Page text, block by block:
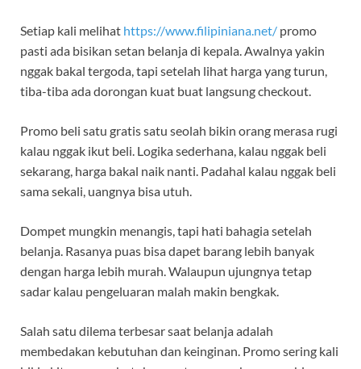
Setiap kali melihat https://www.filipiniana.net/ promo
pasti ada bisikan setan belanja di kepala. Awalnya yakin
nggak bakal tergoda, tapi setelah lihat harga yang turun,
tiba-tiba ada dorongan kuat buat langsung checkout.
Promo beli satu gratis satu seolah bikin orang merasa rugi
kalau nggak ikut beli. Logika sederhana, kalau nggak beli
sekarang, harga bakal naik nanti. Padahal kalau nggak beli
sama sekali, uangnya bisa utuh.
Dompet mungkin menangis, tapi hati bahagia setelah
belanja. Rasanya puas bisa dapet barang lebih banyak
dengan harga lebih murah. Walaupun ujungnya tetap
sadar kalau pengeluaran malah makin bengkak.
Salah satu dilema terbesar saat belanja adalah
membedakan kebutuhan dan keinginan. Promo sering kali